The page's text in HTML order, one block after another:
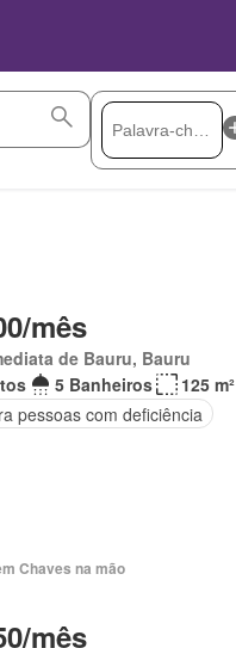
mês
de Bauru, Bauru
5 Banheiros
125 m²
pessoas com deficiência
Chaves na mão
mês